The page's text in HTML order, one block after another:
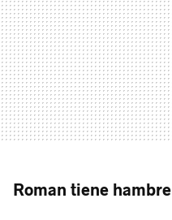
Roman tiene hambre